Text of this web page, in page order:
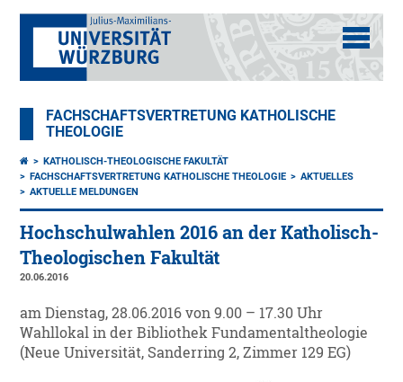
FACHSCHAFTSVERTRETUNG KATHOLISCHE
THEOLOGIE
KATHOLISCH-THEOLOGISCHE FAKULTÄT
FACHSCHAFTSVERTRETUNG KATHOLISCHE THEOLOGIE
AKTUELLES
AKTUELLE MELDUNGEN
Hochschulwahlen 2016 an der Katholisch-
Theologischen Fakultät
20.06.2016
am Dienstag, 28.06.2016 von 9.00 – 17.30 Uhr
Wahllokal in der Bibliothek Fundamentaltheologie
(Neue Universität, Sanderring 2, Zimmer 129 EG)